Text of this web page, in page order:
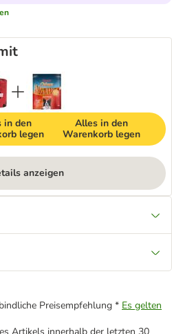
in den
legen
Alles in den
Warenkorb legen
anzeigen
Preisempfehlung * Es gelten